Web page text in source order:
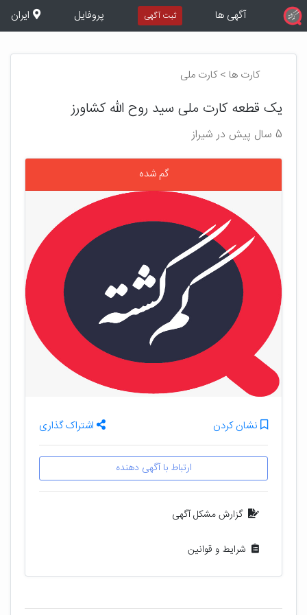
آگهی ها ثبت آگهی پروفایل ایران
کارت ها > کارت ملی
یک قطعه کارت ملی سید روح الله کشاورز
5 سال پیش در شیراز
گم شده
نشان کردن اشتراک گذاری
ارتباط با آگهی دهنده
گزارش مشکل آگهی
شرایط و قوانین